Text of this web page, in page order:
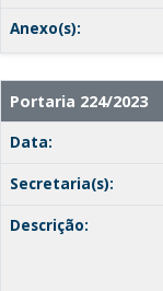
Anexo(s):
Portaria 224/2023
Data:
Secretaria(s):
Descrição: